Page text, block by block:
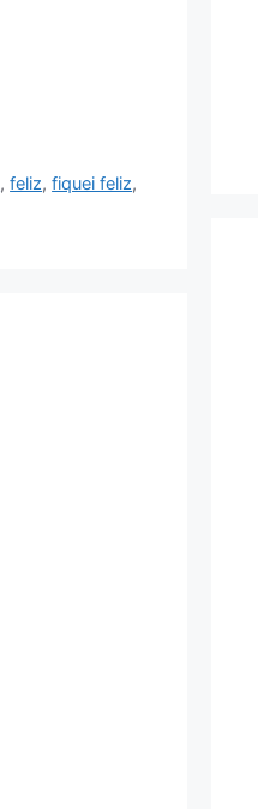
,feliz,fiquei feliz,